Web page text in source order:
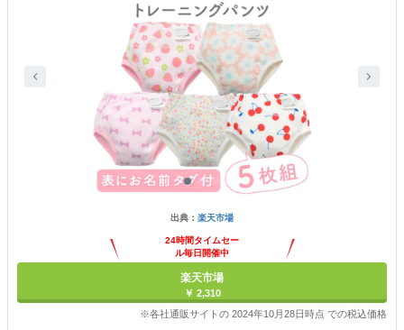
出典： 楽天市場
24時間タイムセー
ル毎日開催中
楽天市場
￥ 2,310
※各社通販サイトの 2024年10月28日時点 での税込価格